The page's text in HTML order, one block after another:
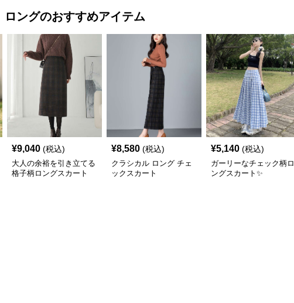
ロングのおすすめアイテム
¥9,040 (税込)
大人の余裕を引き立てる
格子柄ロングスカート
¥8,580 (税込)
クラシカル ロング チェ
ックスカート
¥5,140 (税込)
ガーリーなチェック柄ロ
ングスカート✨